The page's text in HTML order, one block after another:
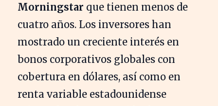
Morningstar que tienen menos de
cuatro años. Los inversores han
mostrado un creciente interés en
bonos corporativos globales con
cobertura en dólares, así como en
renta variable estadounidense